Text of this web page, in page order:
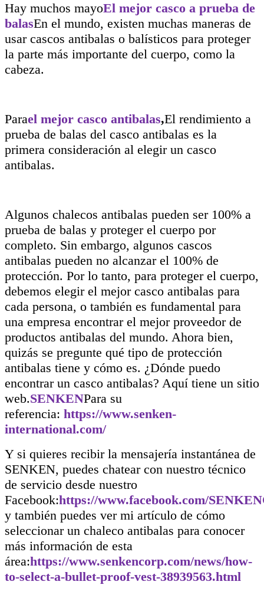
Hay muchos mayoEl mejor casco a prueba de
balasEn el mundo, existen muchas maneras de
usar cascos antibalas o balísticos para proteger
la parte más importante del cuerpo, como la
cabeza.
Parael mejor casco antibalas,El rendimiento a
prueba de balas del casco antibalas es la
primera consideración al elegir un casco
antibalas.
Algunos chalecos antibalas pueden ser 100% a
prueba de balas y proteger el cuerpo por
completo. Sin embargo, algunos cascos
antibalas pueden no alcanzar el 100% de
protección. Por lo tanto, para proteger el cuerpo,
debemos elegir el mejor casco antibalas para
cada persona, o también es fundamental para
una empresa encontrar el mejor proveedor de
productos antibalas del mundo. Ahora bien,
quizás se pregunte qué tipo de protección
antibalas tiene y cómo es. ¿Dónde puedo
encontrar un casco antibalas? Aquí tiene un sitio
web.SENKENPara su
referencia: https://www.senken-
international.com/
Y si quieres recibir la mensajería instantánea de
SENKEN, puedes chatear con nuestro técnico
de servicio desde nuestro
Facebook:https://www.facebook.com/
y también puedes ver mi artículo de cómo
seleccionar un chaleco antibalas para conocer
más información de esta
área:https://www.senkencorp.com/news/how-
to-select-a-bullet-proof-vest-38939563.html